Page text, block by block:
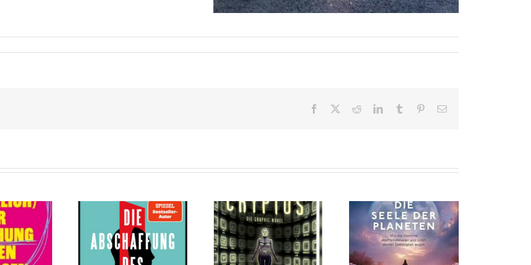
Facebook RedditLinkedInTumblr Pinterest
E-
Abschaffung
Todes von
Cryptos von Ursula
Poznanski,
Christopher
Die Seele der
Planeten von
Becoming Dad von
Sebastian Tigges